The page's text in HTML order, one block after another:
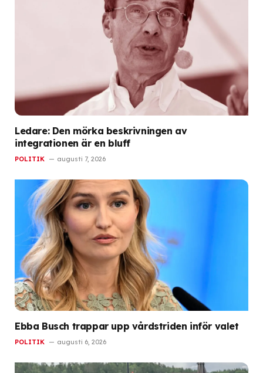
Ledare: Den mörka beskrivningen av
integrationen är en bluff
POLITIK augusti 7, 2026
Ebba Busch trappar upp vårdstriden inför valet
POLITIK augusti 6, 2026